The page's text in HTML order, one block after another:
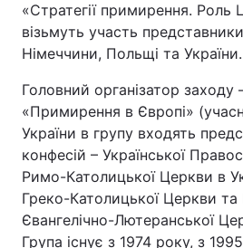
«Стратегії примирення. Роль
візьмуть участь
Німеччини, Польщі та України.
Головний організатор заходу
«Примирення в Європі»
України в групу входять
конфесій – Української
Римо-Католицької Церкви в
Греко-Католицької Церкви та
Євангелічно-Лютеранської
Група існує з 1974 року, з